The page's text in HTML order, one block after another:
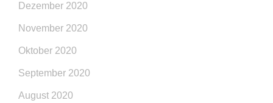
Dezember 2020
November 2020
Oktober 2020
September 2020
August 2020